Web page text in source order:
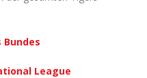
League